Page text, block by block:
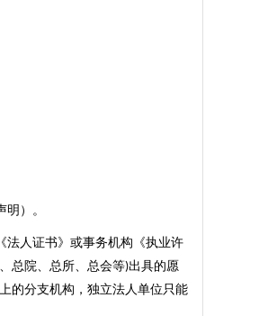
）。
法人证书》或事务机构《执业许
总院、总所、总会等)出具的愿
的分支机构，独立法人单位只能